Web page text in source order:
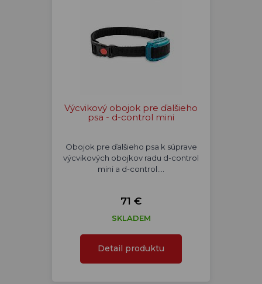
Výcvikový obojok pre ďalšieho
psa - d-control mini
Obojok pre ďalšieho psa k súprave
výcvikových obojkov radu d-control
mini a d-control.…
71 €
SKLADEM
Detail produktu